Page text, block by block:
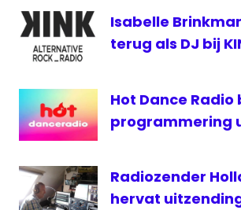
Isabelle
terug als DJ bij
Hot Dance
programmering
Radiozender
hervat